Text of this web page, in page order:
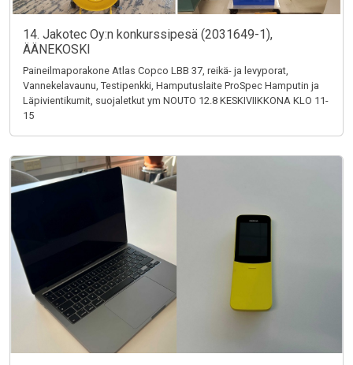
14. Jakotec Oy:n konkurssipesä (2031649-1),
ÄÄNEKOSKI
Paineilmaporakone Atlas Copco LBB 37, reikä- ja levyporat,
Vannekelavaunu, Testipenkki, Hamputuslaite ProSpec Hamputin ja
Läpivientikumit, suojaletkut ym NOUTO 12.8 KESKIVIIKKONA KLO 11-
15